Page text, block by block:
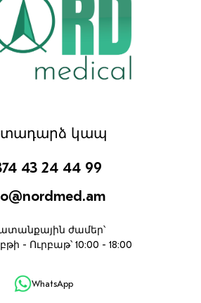
կապ
43 24 44 99
ժամեր՝
- Ուրբաթ՝ 10:00 - 18:00
WhatsApp